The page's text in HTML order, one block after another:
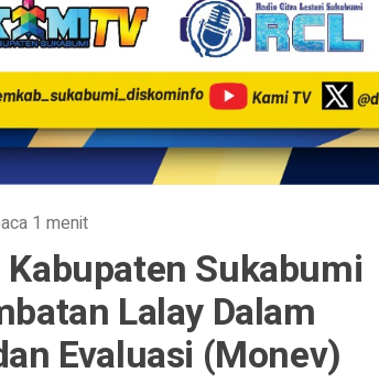
1 menit
Sukabumi
Lalay Dalam
Evaluasi (Monev)